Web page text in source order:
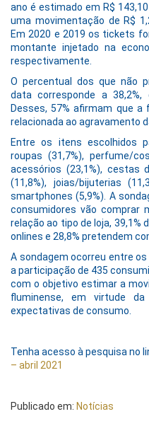
ano é estimado em R$
uma movimentação de R$
Em 2020 e 2019 os tickets
montante injetado na
respectivamente.
O percentual dos que não
data corresponde a 38,2%,
Desses, 57% afirmam que
relacionada ao agravamento
Entre os itens escolhidos
roupas (31,7%), perfume/
acessórios (23,1%), cestas
(11,8%), joias/bijuterias
smartphones (5,9%). A
consumidores vão comprar
relação ao tipo de loja, 39,1%
onlines e 28,8% pretendem
A sondagem ocorreu entre
a participação de 435
com o objetivo estimar a
fluminense, em virtude
expectativas de consumo.
Tenha acesso à pesquisa no
– abril 2021
Publicado em: Notícias